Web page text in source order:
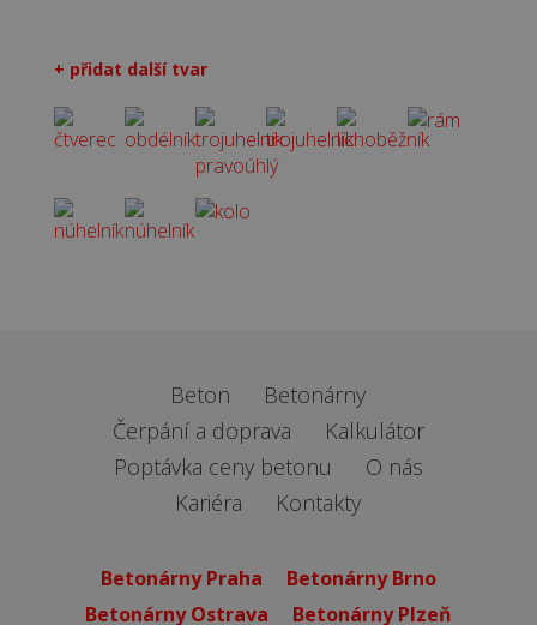
+ přidat další tvar
Beton
Betonárny
Čerpání a doprava
Kalkulátor
Poptávka ceny betonu
O nás
Kariéra
Kontakty
Betonárny Praha
Betonárny Brno
Betonárny Ostrava
Betonárny Plzeň